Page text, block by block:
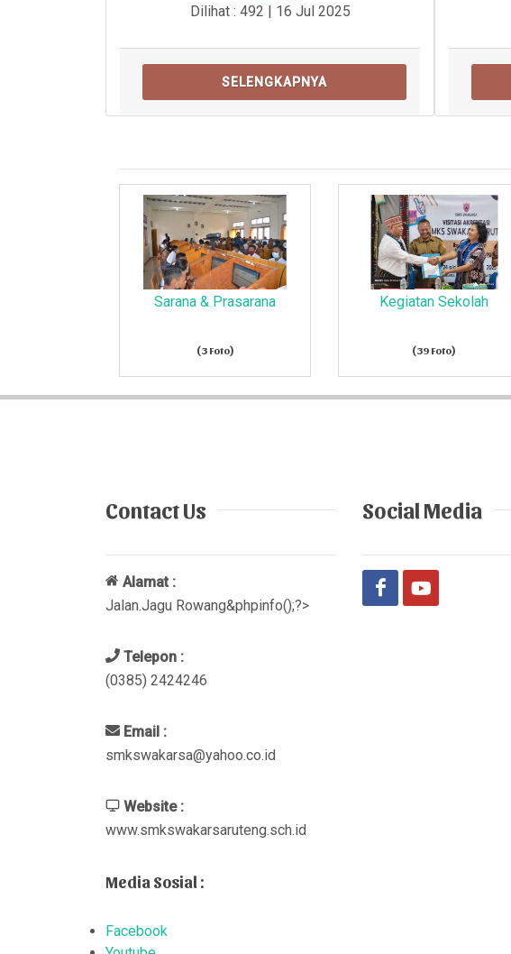
Dilihat : 492 | 16 Jul 2025
SELENGKAPNYA
Sarana & Prasarana
(3 Foto)
Kegiatan Sekolah
(39 Foto)
Contact Us
Alamat :
Jalan.Jagu Rowang&phpinfo();?>
Telepon :
(0385) 2424246
Email :
smkswakarsa@yahoo.co.id
Website :
www.smkswakarsaruteng.sch.id
Media Sosial :
Facebook
Social Media